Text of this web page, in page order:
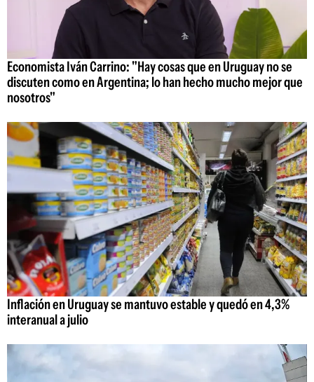
Economista Iván Carrino: "Hay cosas que en Uruguay no se
discuten como en Argentina; lo han hecho mucho mejor que
nosotros"
Inflación en Uruguay se mantuvo estable y quedó en 4,3%
interanual a julio